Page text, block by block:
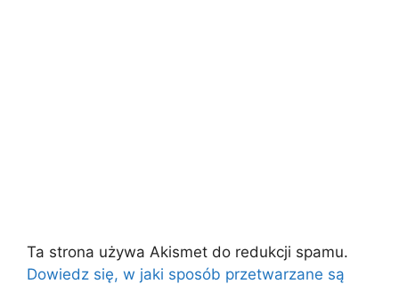
Ta strona używa Akismet do redukcji spamu.
Dowiedz się, w jaki sposób przetwarzane są